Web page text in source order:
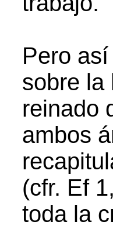
Pero
sobre la
reinado
ambos
(cfr. Ef
toda la